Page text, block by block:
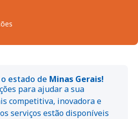
estado de Minas Gerais!
para ajudar a sua
competitiva, inovadora e
serviços estão disponíveis